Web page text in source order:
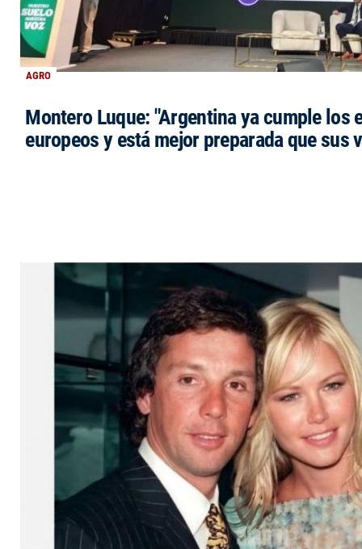
AGRO
Montero Luque: "Argentina ya cumple los
europeos y está mejor preparada que sus